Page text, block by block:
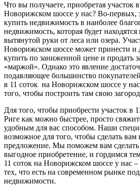
Что вы получаете, приобретая участок
Новорижском шоссе у нас? Во-первых,
купить недвижимость в наиболее
недвижимость, которая будет находятся
вытянутой руки от леса или озера.
Новорижском шоссе может принести и
купить по заниженной цене и продать
«маржой». Однако это явление
подавляющее большинство
в 11 соток на Новорижском шоссе у
того, чтобы построить там свою
Для того, чтобы приобрести участок в
Риге как можно быстрее, просто
удобным для вас способом. Наши
возможное для того, чтобы сделать
предложение. Мы поможем вам
выгодное приобретение, и гордимся
11 соток на Новорижском шоссе у нас
тех, что есть на современном рынке
недвижимости.